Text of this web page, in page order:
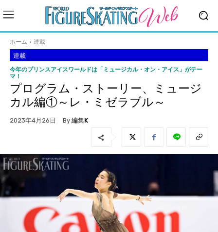
ホーム 連載
連載
今年のプリンスアイスワールドは「ミュージカル・オン・アイス」がテー
マ！
プログラム・ストーリー、ミュージ
カル編①～レ・ミゼラブル～
2023年4月26日 By 編集K